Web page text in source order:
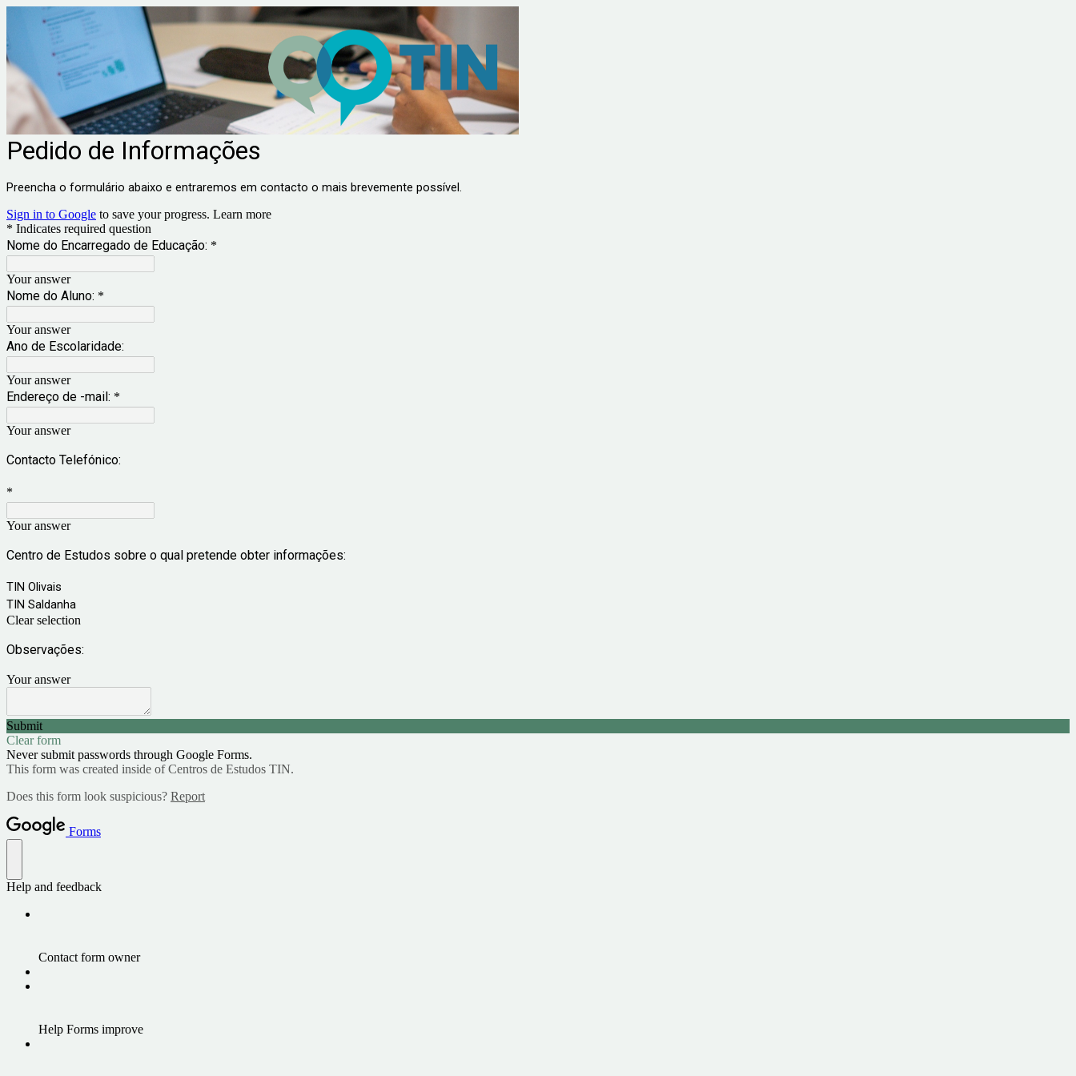
Pedido de Informações
Preencha o formulário abaixo e entraremos em contacto o mais brevemente possível.
Sign in to Google to save your progress. Learn more
* Indicates required question
Nome do Encarregado de Educação: *
Your answer
Nome do Aluno: *
Your answer
Ano de Escolaridade:
Your answer
Endereço de -mail: *
Your answer
Contacto Telefónico:
*
Your answer
Centro de Estudos sobre o qual pretende obter informações:
TIN Olivais
TIN Saldanha
Clear selection
Observações:
Your answer
Submit
Clear form
Never submit passwords through Google Forms.
This form was created inside of Centros de Estudos TIN.
Does this form look suspicious? Report
Forms
Help and feedback
Contact form owner
Help Forms improve